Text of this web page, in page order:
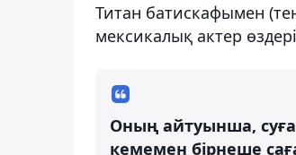
Титан батискафымен
мексикалық актер
Оның айтуынша, суға
кемемен бірнеше